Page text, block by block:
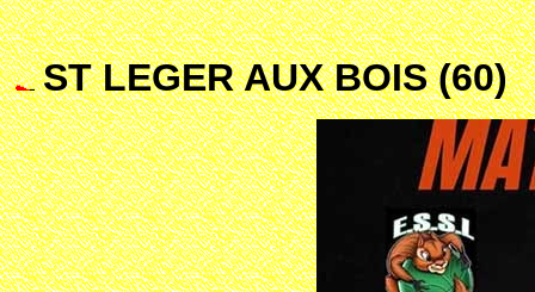
ST LEGER AUX BOIS (60)